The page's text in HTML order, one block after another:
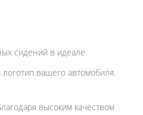
сидений в идеале.
вашего автомобиля.
высоким качеством